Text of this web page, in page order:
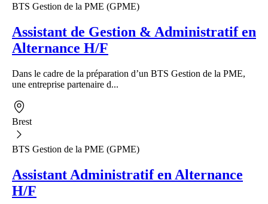
BTS Gestion de la PME (GPME)
Assistant de Gestion & Administratif en
Alternance H/F
Dans le cadre de la préparation d’un BTS Gestion de la PME,
une entreprise partenaire d...
Brest
BTS Gestion de la PME (GPME)
Assistant Administratif en Alternance
H/F